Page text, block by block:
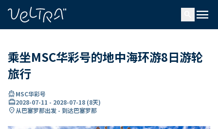
menu
乘坐MSC华彩号的地中海环游8日游轮
旅行
directions_boatMSC华彩号
card_travel2028-07-11 - 2028-07-18 (8天)
location_on从巴塞罗那出发 - 到达巴塞罗那